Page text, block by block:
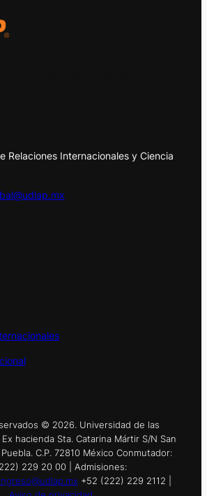
Relaciones Internacionales y Ciencia
© 2026. Universidad de las
hacienda Sta. Catarina Mártir S/N San
C.P. 72810 México Conmutador:
229 20 00 | Admisiones:
+52 (222) 229 2112 |